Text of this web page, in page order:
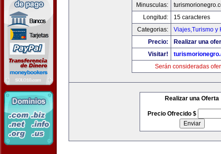
Minusculas:
Longitud:
15 caracteres
Categorias:
Viajes,Turismo y
Precio:
Realizar una
Visitar!
Serán consideradas
Realizar una Oferta
Precio Ofrecido $